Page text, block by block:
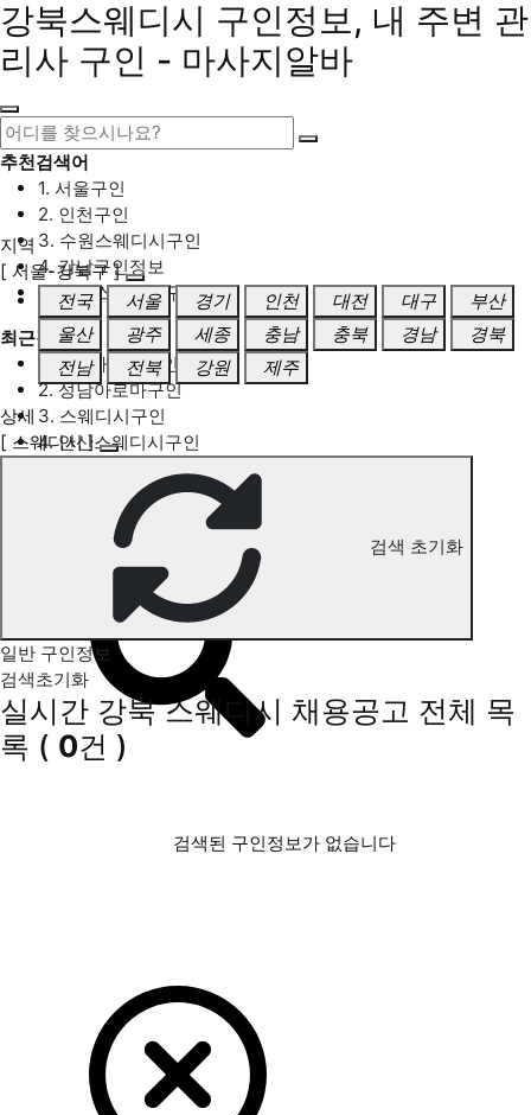
강북스웨디시 구인정보, 내 주변 관
리사 구인 - 마사지알바
추천검색어
1. 서울구인
2. 인천구인
3. 수원스웨디시구인
4. 강남구인정보
5. 동탄스웨디시구인
최근검색어
1. 일산마사지구인
2. 성남아로마구인
3. 스웨디시구인
4. 안산스웨디시구인
강북 스웨디시 구인정보
지역
[ 서울-강북구 ]
전국
서울 경기 인천 대전 대구
부산
울산
광주 세종 충남 충북 경남
경북
전남
전북 강원 제주
상세
[ 스웨디시 ]
검색 초기화
일반 구인정보
검색초기화
실시간 강북 스웨디시 채용공고 전체 목
록 ( 0건 )
검색된 구인정보가 없습니다